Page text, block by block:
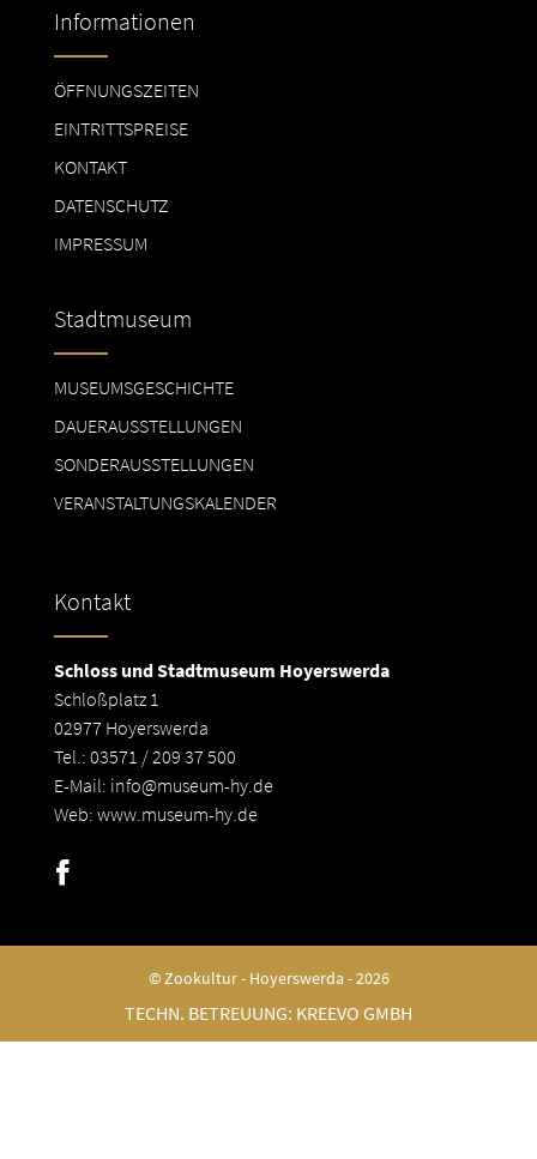
Informationen
ÖFFNUNGSZEITEN
EINTRITTSPREISE
KONTAKT
DATENSCHUTZ
IMPRESSUM
Stadtmuseum
MUSEUMSGESCHICHTE
DAUERAUSSTELLUNGEN
SONDERAUSSTELLUNGEN
VERANSTALTUNGSKALENDER
Kontakt
Schloss und Stadtmuseum Hoyerswerda
Schloßplatz 1
02977 Hoyerswerda
Tel.: 03571 / 209 37 500
E-Mail: info@museum-hy.de
Web: www.museum-hy.de
© Zookultur - Hoyerswerda - 2026
TECHN. BETREUUNG: KREEVO GMBH